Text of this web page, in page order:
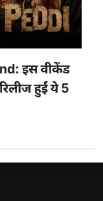
इस वीकेंड
हुईं ये 5